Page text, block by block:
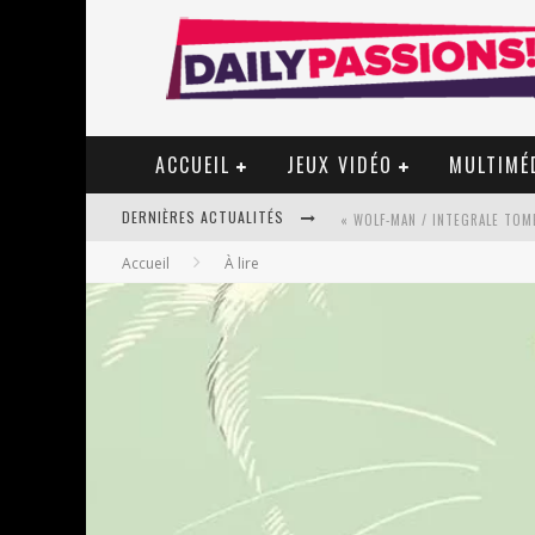
ACCUEIL JEUX VIDÉO
DERNIÈRES ACTUALITÉS « WOLF-MAN / INTEGRALE
PSYRIVER 2026 : LA MAGIE
« MOFUSAND / PARLER
Accueil À lire